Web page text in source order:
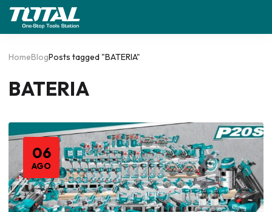
HomeBlogPosts tagged "BATERIA"
BATERIA
06
AGO